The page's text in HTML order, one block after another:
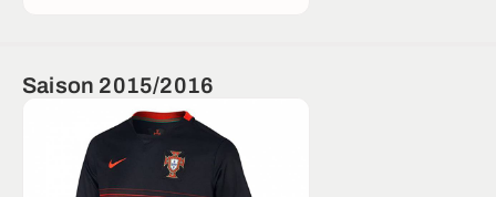
Saison 2015/2016